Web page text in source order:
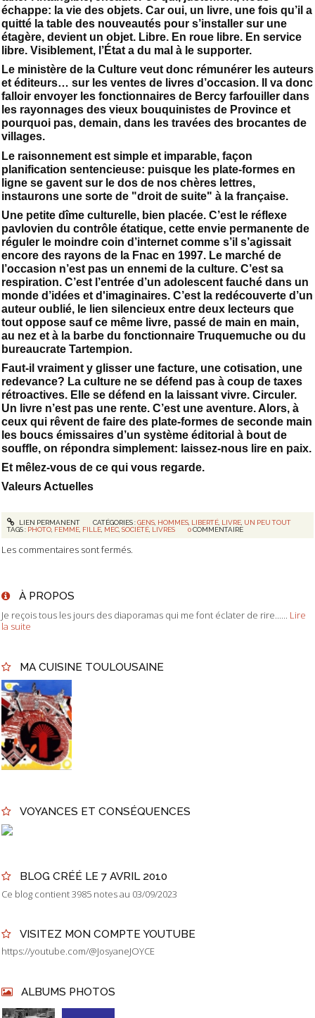
échappe: la vie des objets. Car oui, un livre, une fois qu’il a
quitté la table des nouveautés pour s’installer sur une
étagère, devient un objet. Libre. En roue libre. En service
libre. Visiblement, l’État a du mal à le supporter.
Le ministère de la Culture veut donc rémunérer les auteurs
et éditeurs… sur les ventes de livres d’occasion. Il va donc
falloir envoyer les fonctionnaires de Bercy farfouiller dans
les rayonnages des vieux bouquinistes de Province et
pourquoi pas, demain, dans les travées des brocantes de
villages.
Le raisonnement est simple et imparable, façon
planification sentencieuse: puisque les plate-formes en
ligne se gavent sur le dos de nos chères lettres,
instaurons une sorte de "droit de suite" à la française.
Une petite dîme culturelle, bien placée. C’est le réflexe
pavlovien du contrôle étatique, cette envie permanente de
réguler le moindre coin d’internet comme s’il s’agissait
encore des rayons de la Fnac en 1997. Le marché de
l’occasion n’est pas un ennemi de la culture. C’est sa
respiration. C’est l’entrée d’un adolescent fauché dans un
monde d’idées et d'imaginaires. C’est la redécouverte d’un
auteur oublié, le lien silencieux entre deux lecteurs que
tout oppose sauf ce même livre, passé de main en main,
au nez et à la barbe du fonctionnaire Truquemuche ou du
bureaucrate Tartempion.
Faut-il vraiment y glisser une facture, une cotisation, une
redevance? La culture ne se défend pas à coup de taxes
rétroactives. Elle se défend en la laissant vivre. Circuler.
Un livre n’est pas une rente. C’est une aventure. Alors, à
ceux qui rêvent de faire des plate-formes de seconde main
les boucs émissaires d’un système éditorial à bout de
souffle, on répondra simplement: laissez-nous lire en paix.
Et mêlez-vous de ce qui vous regarde.
Valeurs Actuelles
LIEN PERMANENT CATÉGORIES :GENS, HOMMES, LIBERTÉ, LIVRE, UN PEU TOUT
TAGS : PHOTO FEMME FILLE MEC ,SOCIÉTÉ LIVRES 0 COMMENTAIRE
Les commentaires sont fermés.
À PROPOS
Je reçois tous les jours des diaporamas qui me font éclater de rire......
Lire
la suite
MA CUISINE TOULOUSAINE
VOYANCES ET CONSÉQUENCES
BLOG CRÉÉ LE 7 AVRIL 2010
Ce blog contient 3985 notes au 03/09/2023
VISITEZ MON COMPTE YOUTUBE
https://youtube.com/@JosyaneJOYCE
ALBUMS PHOTOS